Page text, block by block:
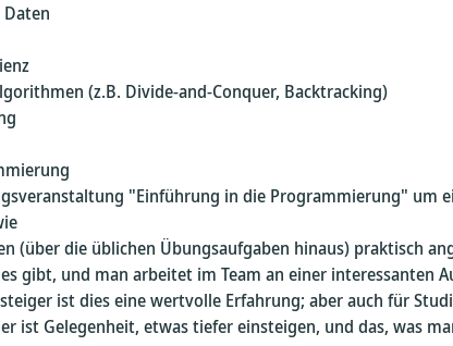
(z.B. Divide-and-Conquer, Backtracking)
"Einführung in die Programmierung"
(über die üblichen Übungsaufgaben hinaus) praktisch
gibt, und man arbeitet im Team an einer interessanten
ist dies eine wertvolle Erfahrung; aber auch für
ist Gelegenheit, etwas tiefer einsteigen, und das, was